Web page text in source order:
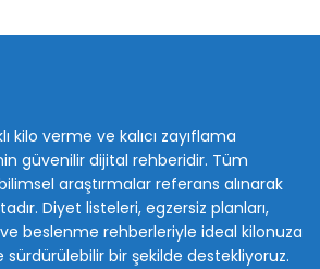
kilo verme ve kalıcı zayıflama
güvenilir dijital rehberidir. Tüm
araştırmalar referans alınarak
Diyet listeleri, egzersiz planları,
beslenme rehberleriyle ideal kilonuza
sürdürülebilir bir şekilde destekliyoruz.